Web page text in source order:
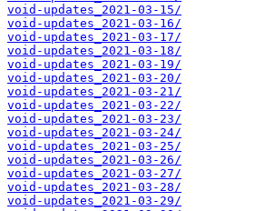
void-updates_2021-03-15/
void-updates_2021-03-16/
void-updates_2021-03-17/
void-updates_2021-03-18/
void-updates_2021-03-19/
void-updates_2021-03-20/
void-updates_2021-03-21/
void-updates_2021-03-22/
void-updates_2021-03-23/
void-updates_2021-03-24/
void-updates_2021-03-25/
void-updates_2021-03-26/
void-updates_2021-03-27/
void-updates_2021-03-28/
void-updates_2021-03-29/